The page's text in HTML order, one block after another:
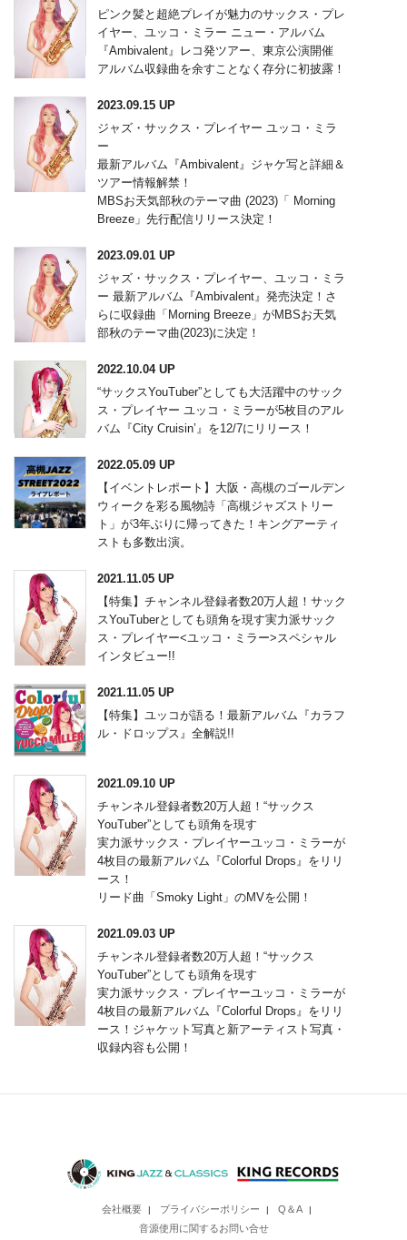
ピンク髪と超絶プレイが魅力のサックス・プレ
イヤー、ユッコ・ミラー ニュー・アルバム
『Ambivalent』レコ発ツアー、東京公演開催
アルバム収録曲を余すことなく存分に初披露！
2023.09.15 UP
ジャズ・サックス・プレイヤー ユッコ・ミラ
ー
最新アルバム『Ambivalent』ジャケ写と詳細＆
ツアー情報解禁！
MBSお天気部秋のテーマ曲 (2023)「 Morning
Breeze」先行配信リリース決定！
2023.09.01 UP
ジャズ・サックス・プレイヤー、ユッコ・ミラ
ー 最新アルバム『Ambivalent』発売決定！さ
らに収録曲「Morning Breeze」がMBSお天気
部秋のテーマ曲(2023)に決定！
2022.10.04 UP
“サックスYouTuber”としても大活躍中のサック
ス・プレイヤー ユッコ・ミラーが5枚目のアル
バム『City Cruisin’』を12/7にリリース！
2022.05.09 UP
【イベントレポート】大阪・高槻のゴールデン
ウィークを彩る風物詩「高槻ジャズストリー
ト」が3年ぶりに帰ってきた！キングアーティ
ストも多数出演。
2021.11.05 UP
【特集】チャンネル登録者数20万人超！サック
スYouTuberとしても頭角を現す実力派サック
ス・プレイヤー<ユッコ・ミラー>スペシャル
インタビュー!!
2021.11.05 UP
【特集】ユッコが語る！最新アルバム『カラフ
ル・ドロップス』全解説!!
2021.09.10 UP
チャンネル登録者数20万人超！“サックス
YouTuber”としても頭角を現す
実力派サックス・プレイヤーユッコ・ミラーが
4枚目の最新アルバム『Colorful Drops』をリリ
ース！
リード曲「Smoky Light」のMVを公開！
2021.09.03 UP
チャンネル登録者数20万人超！“サックス
YouTuber”としても頭角を現す
実力派サックス・プレイヤーユッコ・ミラーが
4枚目の最新アルバム『Colorful Drops』をリリ
ース！ジャケット写真と新アーティスト写真・
収録内容も公開！
会社概要 | プライバシーポリシー | Q＆A |
音源使用に関するお問い合せ